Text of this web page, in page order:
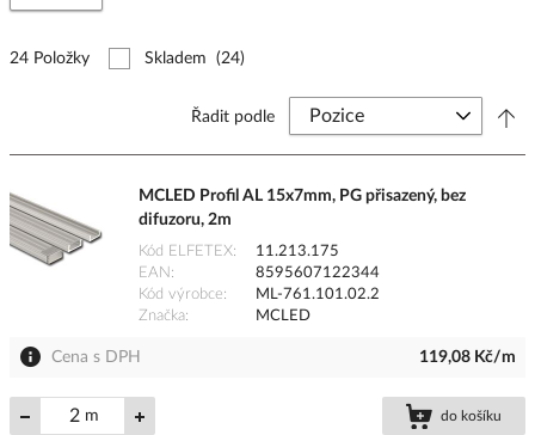
24 Položky Skladem (24)
Řadit podle
MCLED Profil AL 15x7mm, PG přisazený, bez
difuzoru, 2m
Kód ELFETEX
11.213.175
EAN
8595607122344
Kód výrobce
ML-761.101.02.2
Značka
MCLED
Cena s DPH 119,08 Kč/m
m do košíku